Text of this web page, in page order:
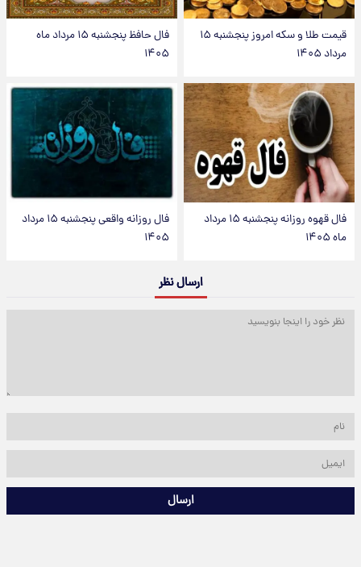
قیمت طلا و سکه امروز پنجشنبه ۱۵
مرداد ۱۴۰۵
فال حافظ پنجشنبه ۱۵ مرداد ماه
۱۴۰۵
فال قهوه روزانه پنجشنبه ۱۵ مرداد
ماه ۱۴۰۵
فال روزانه واقعی پنجشنبه ۱۵ مرداد
۱۴۰۵
ارسال نظر
ارسال